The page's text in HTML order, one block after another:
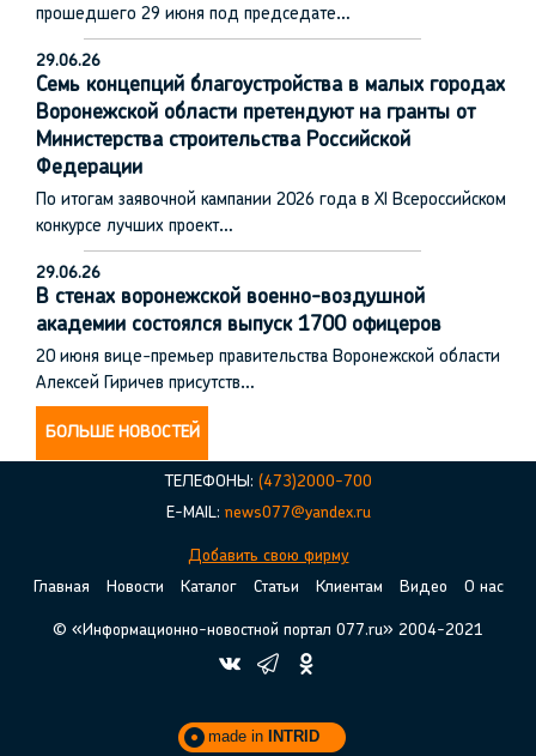
прошедшего 29 июня под председате…
29.06.26
Семь концепций благоустройства в малых городах
Воронежской области претендуют на гранты от
Министерства строительства Российской
Федерации
По итогам заявочной кампании 2026 года в XI Всероссийском
конкурсе лучших проект…
29.06.26
В стенах воронежской военно-воздушной
академии состоялся выпуск 1700 офицеров
20 июня вице-премьер правительства Воронежской области
Алексей Гиричев присутств…
БОЛЬШЕ НОВОСТЕЙ
ТЕЛЕФОНЫ: (473)2000-700
E-MAIL: news077@yandex.ru
Добавить свою фирму
Главная
Новости Каталог Статьи Клиентам Видео О нас
© «Информационно-новостной портал 077.ru» 2004-2021
made in INTRID